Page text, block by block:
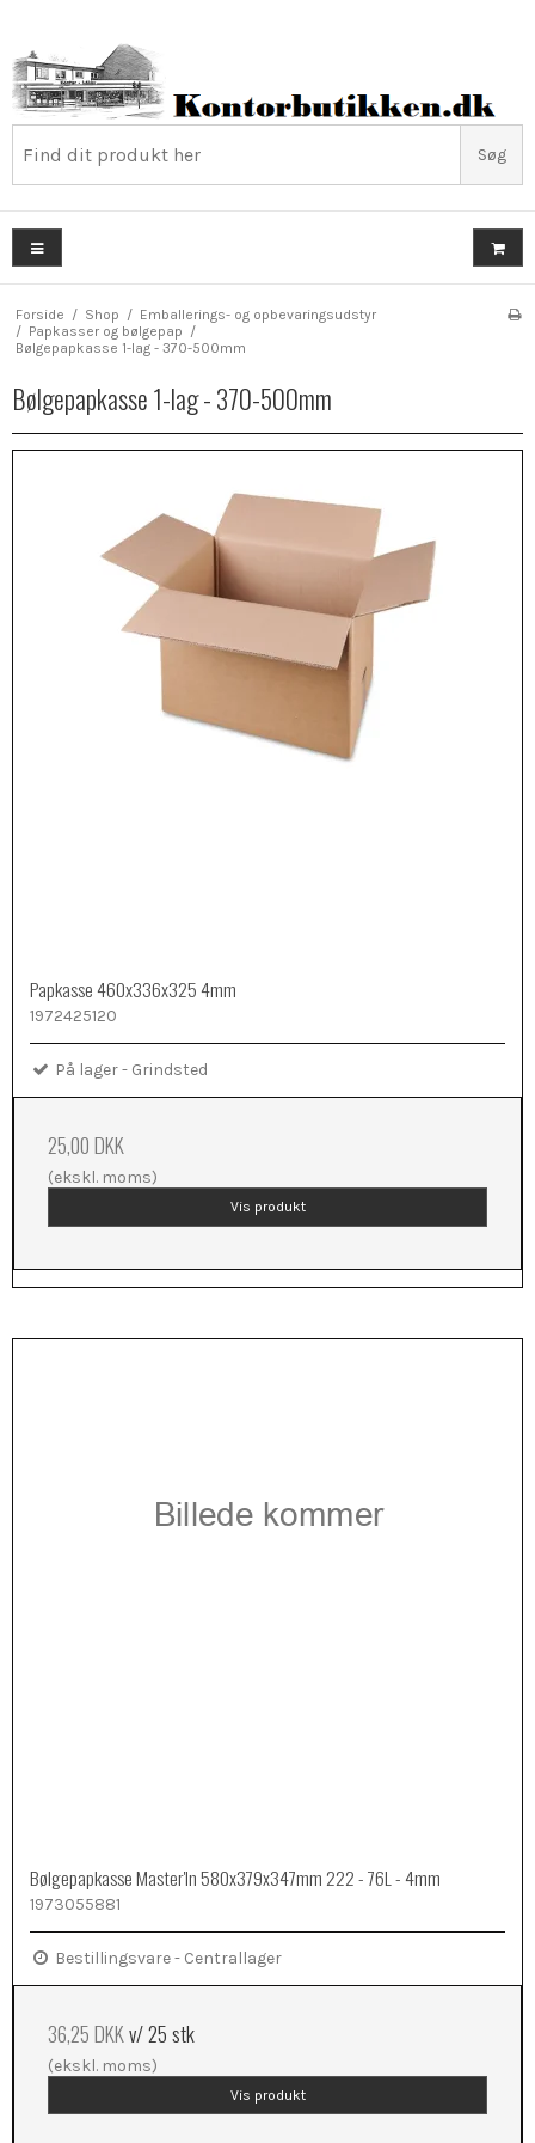
Søg
Forside / Shop / Emballerings- og opbevaringsudstyr
/ Papkasser og bølgepap /
Bølgepapkasse 1-lag - 370-500mm
Bølgepapkasse 1-lag - 370-500mm
Papkasse 460x336x325 4mm
1972425120
På lager - Grindsted
25,00 DKK
(ekskl. moms)
Vis produkt
Bølgepapkasse Master'In 580x379x347mm 222 - 76L - 4mm
1973055881
Bestillingsvare - Centrallager
36,25 DKKv/ 25 stk
(ekskl. moms)
Vis produkt